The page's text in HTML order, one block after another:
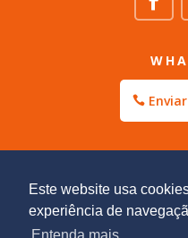
Este website usa
experiência de